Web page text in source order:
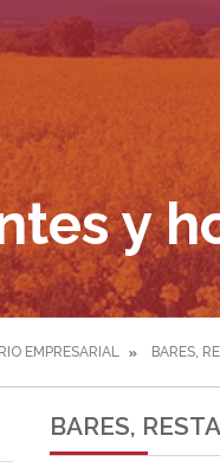
y
EMPRESARIAL BARES,
BARES,